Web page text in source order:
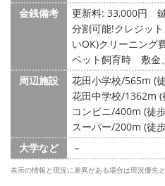
金銭備考
更新料: 33,000円
分割可能!クレジッ
いOK)クリーニン
ペット飼育時 敷金
周辺施設
花田小学校/565m (
花田中学校/1362m (
コンビニ/400m (徒
スーパー/200m (徒
大学など
－
表示の情報と現況に差異がある場合は現況優先と